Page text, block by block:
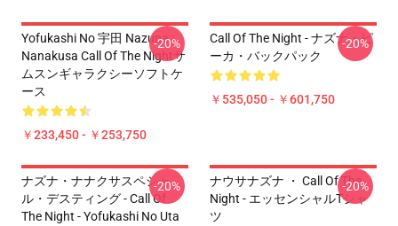
Yofukashi No 宇田 Nazuna
Nanakusa Call Of The Nightサ
ムスンギャラクシーソフトケ
ース
￥233,450 - ￥253,750
-20%
Call Of The Night - ナズナ・ピ
ーカ・バックパック
￥535,050 - ￥601,750
-20%
ナズナ・ナナクサスペシャ
ル・デスティング - Call Of
The Night - Yofukashi No Uta
-20%
ナウサナズナ ・ Call Of The
Night - エッセンシャルTシャ
ツ
-20%